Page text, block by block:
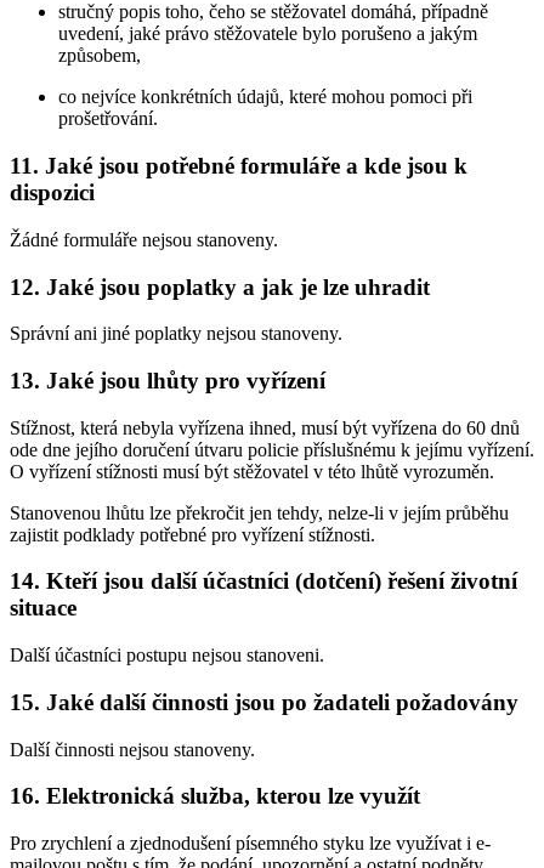
stručný popis toho, čeho se stěžovatel domáhá, případně
uvedení, jaké právo stěžovatele bylo porušeno a jakým
způsobem,
co nejvíce konkrétních údajů, které mohou pomoci při
prošetřování.
11. Jaké jsou potřebné formuláře a kde jsou k
dispozici
Žádné formuláře nejsou stanoveny.
12. Jaké jsou poplatky a jak je lze uhradit
Správní ani jiné poplatky nejsou stanoveny.
13. Jaké jsou lhůty pro vyřízení
Stížnost, která nebyla vyřízena ihned, musí být vyřízena do 60 dnů
ode dne jejího doručení útvaru policie příslušnému k jejímu vyřízení.
O vyřízení stížnosti musí být stěžovatel v této lhůtě vyrozuměn.
Stanovenou lhůtu lze překročit jen tehdy, nelze-li v jejím průběhu
zajistit podklady potřebné pro vyřízení stížnosti.
14. Kteří jsou další účastníci (dotčení) řešení životní
situace
Další účastníci postupu nejsou stanoveni.
15. Jaké další činnosti jsou po žadateli požadovány
Další činnosti nejsou stanoveny.
16. Elektronická služba, kterou lze využít
Pro zrychlení a zjednodušení písemného styku lze využívat i e-